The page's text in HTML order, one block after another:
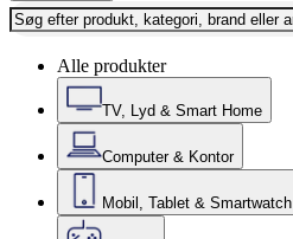
Alle produkter
TV, Lyd & Smart Home
Computer & Kontor
Mobil, Tablet & Smartwatch